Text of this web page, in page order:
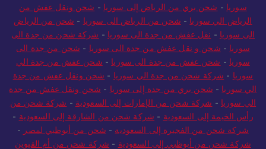
عفش من الرياض الي سوريا- شحن ونقل عفش من الرياض الي
سوريا
-شحن بري من الرياض إلى سوريا -شحن ونقل عفش من
الرياض الي سوريا-شحن من الرياض الى سوريا-شحن من الرياض
الى سوريا-نقل عفش من جدة الى سوريا-شركة شحن من جدة الى
سوريا - شحن و نقل عفش من جدة الى سوريا- شحن من جدة الى
سوريا -شحن عفش من جدة الى سوريا -شحن عفش من جدة الي
سوريا-شركة شحن من جدة الي سوريا-شحن ونقل عفش من جدة
الي سوريا- شحن بري من جدة إلى سوريا -شحن ونقل عفش من جدة
الي سوريا -شركة شحن من الإمارات إلى السعودية- شركة شحن من
رأس الخيمة إلى السعودية -شركة شحن من الشارقة إلى السعودية-
شركة شحن من الفجيرة إلى السعودية -شحن من أبوظبي لمصر-